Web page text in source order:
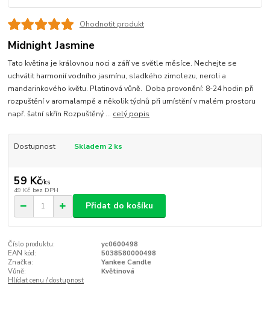
Ohodnotit produkt
Midnight Jasmine
Tato květina je královnou noci a září ve světle měsíce. Nechejte se
uchvátit harmonií vodního jasmínu, sladkého zimolezu, neroli a
mandarinkového květu. Platinová vůně. Doba provonění: 8-24 hodin při
rozpuštění v aromalampě a několik týdnů při umístění v malém prostoru
např. šatní skřín Rozpuštěný ... celý popis
Dostupnost Skladem 2 ks
59 Kč/ks
49 Kč bez DPH
Přidat do košíku
Číslo produktu:
yc0600498
EAN kód:
5038580000498
Značka:
Yankee Candle
Vůně:
Květinová
Hlídat cenu / dostupnost